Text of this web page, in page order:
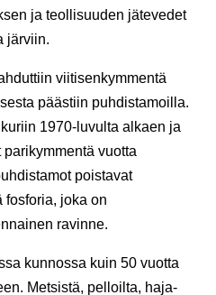
ja teollisuuden jätevedet
järviin.
viitisenkymmentä
päästiin puhdistamoilla.
1970-luvulta alkaen ja
vuotta
poistavat
fosforia, joka on
ravinne.
kunnossa kuin 50 vuotta
Metsistä, pelloilta, haja-